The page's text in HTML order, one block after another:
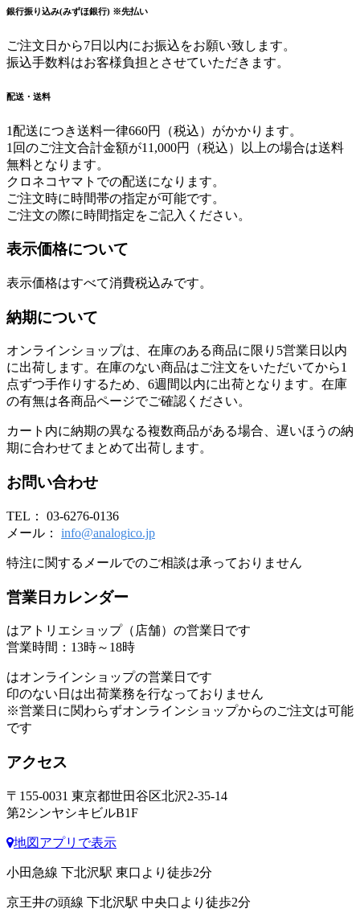
銀行振り込み(みずほ銀行) ※先払い
ご注文日から7日以内にお振込をお願い致します。
振込手数料はお客様負担とさせていただきます。
配送・送料
1配送につき送料一律660円（税込）がかかります。
1回のご注文合計金額が11,000円（税込）以上の場合は送料
無料となります。
クロネコヤマトでの配送になります。
ご注文時に時間帯の指定が可能です。
ご注文の際に時間指定をご記入ください。
表示価格について
表示価格はすべて消費税込みです。
納期について
オンラインショップは、在庫のある商品に限り5営業日以内
に出荷します。在庫のない商品はご注文をいただいてから1
点ずつ手作りするため、6週間以内に出荷となります。在庫
の有無は各商品ページでご確認ください。
カート内に納期の異なる複数商品がある場合、遅いほうの納
期に合わせてまとめて出荷します。
お問い合わせ
TEL： 03-6276-0136
メール： info@analogico.jp
特注に関するメールでのご相談は承っておりません
営業日カレンダー
はアトリエショップ（店舗）の営業日です
営業時間：13時～18時
はオンラインショップの営業日です
印のない日は出荷業務を行なっておりません
※営業日に関わらずオンラインショップからのご注文は可能
です
アクセス
〒155-0031 東京都世田谷区北沢2-35-14
第2シンヤシキビルB1F
地図アプリで表示
小田急線 下北沢駅 東口より徒歩2分
京王井の頭線 下北沢駅 中央口より徒歩2分